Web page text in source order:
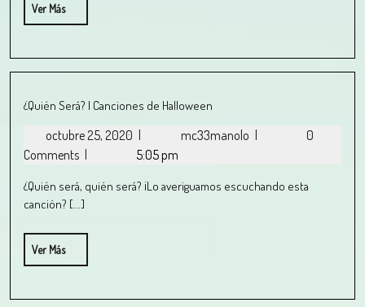
Ver Más
¿Quién Será? | Canciones de Halloween
octubre 25, 2020 mc33manolo
0
Comments
5:05 pm
¿Quién será, quién será? ¡Lo averiguamos escuchando esta
canción? [...]
Ver Más